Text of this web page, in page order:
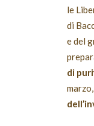
le
di
e del
di